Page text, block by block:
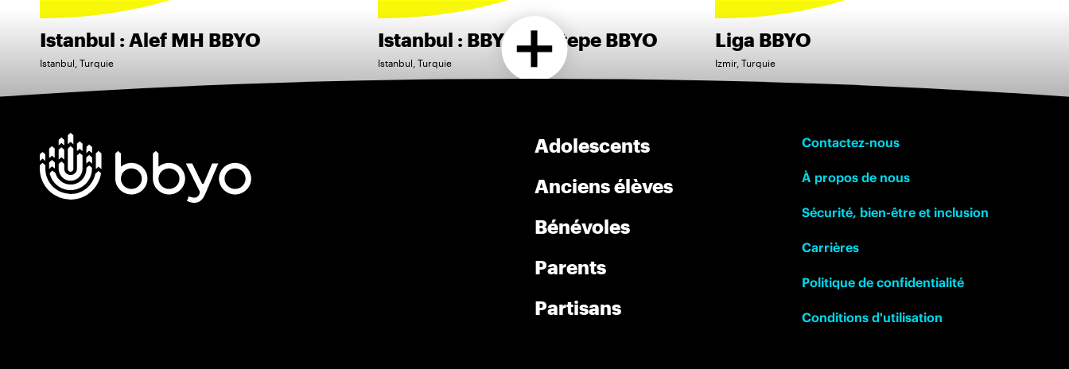
Istanbul : Alef MH BBYO
Istanbul, Turquie
Istanbul : BBYO Gostepe BBYO
Istanbul, Turquie
Liga BBYO
Izmir, Turquie
Adolescents
Anciens élèves
Bénévoles
Parents
Partisans
Contactez-nous
À propos de nous
Sécurité, bien-être et inclusion
Carrières
Politique de confidentialité
Conditions d'utilisation